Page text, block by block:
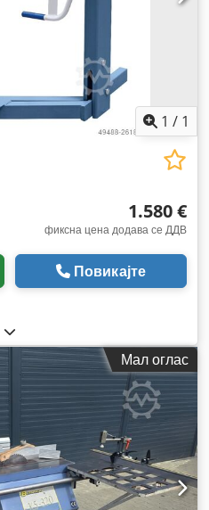
1 / 1
1.580 €
фиксна цена додава се ДДВ
Повикајте
Мал оглас